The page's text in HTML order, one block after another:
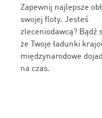
Zapewnij najlepsze
swojej floty. Jesteś
zleceniodawcą? Bądź
że Twoje ładunki
międzynarodowe
na czas.